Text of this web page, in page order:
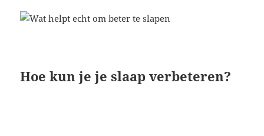
Hoe kun je je slaap verbeteren?